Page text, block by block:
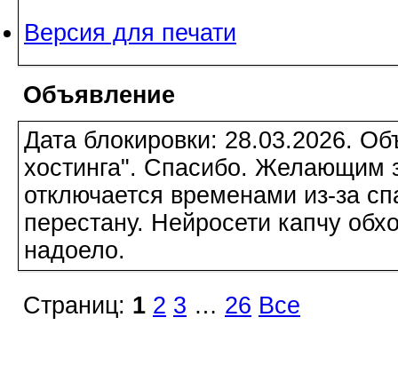
Версия для печати
Объявление
Дата блокировки: 28.03.2026.
хостинга". Спасибо. Желающим
отключается временами из-за
перестану. Нейросети капчу
надоело.
Страниц: 1 2 3 … 26 Все